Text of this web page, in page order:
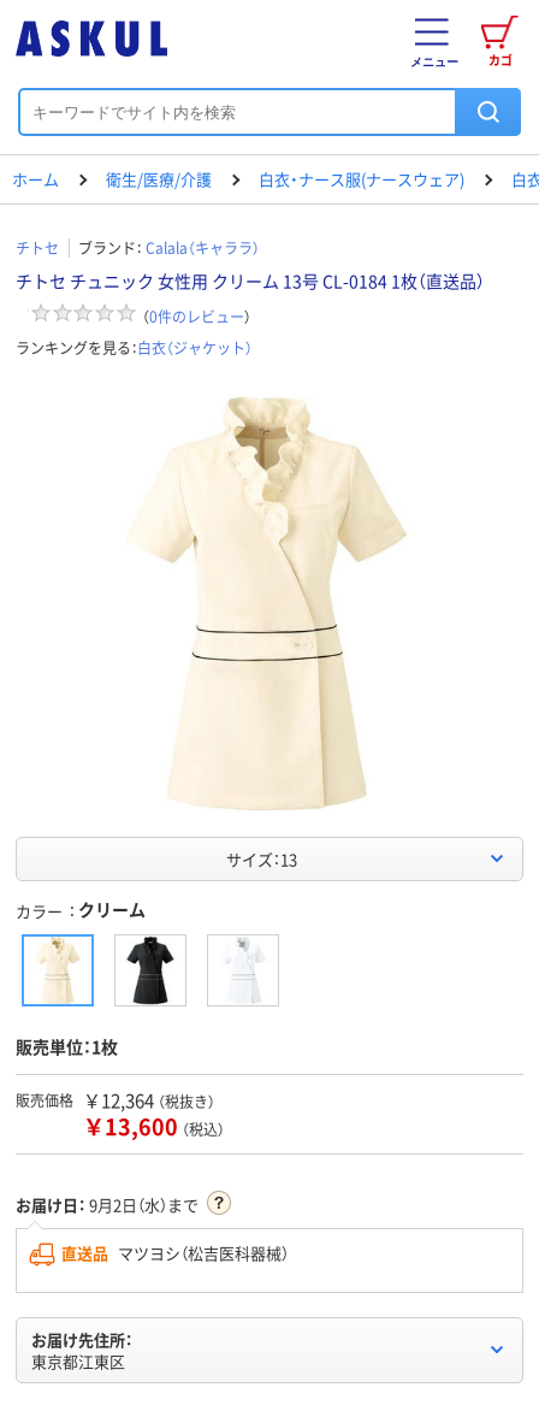
カゴ
メニュー
ホーム 衛生/医療/介護 白衣・ナース服(ナースウェア) 白
チトセ ブランド： Calala（キャララ）
チトセ チュニック 女性用 クリーム 13号 CL-0184 1枚（直送品）
（0件のレビュー）
ランキングを見る：白衣（ジャケット）
サイズ：13
カラー クリーム
販売単位：1枚
販売価格 ￥12,364 （税抜き）
￥13,600 （税込）
お届け日： 9月2日（水）まで
直送品 マツヨシ（松吉医科器械）
お届け先住所：
東京都江東区